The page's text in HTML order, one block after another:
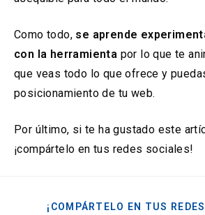
Como todo, se aprende
con la herramienta por lo que te
que veas todo lo que ofrece y
posicionamiento de tu web.
Por último, si te ha gustado este
¡compártelo en tus redes sociales!
¡COMPÁRTELO EN TUS